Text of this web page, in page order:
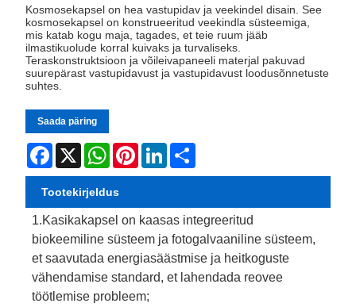
Kosmosekapsel on hea vastupidav ja veekindel disain. See
kosmosekapsel on konstrueeritud veekindla süsteemiga,
mis katab kogu maja, tagades, et teie ruum jääb
ilmastikuolude korral kuivaks ja turvaliseks.
Teraskonstruktsioon ja võileivapaneeli materjal pakuvad
suurepärast vastupidavust ja vastupidavust loodusõnnetuste
suhtes.
Saada päring
Facebook
X WhatsAppPinterestLinkedIn
Tootekirjeldus
1.Kasikakapsel on kaasas integreeritud
biokeemiline süsteem ja fotogalvaaniline süsteem,
et saavutada energiasäästmise ja heitkoguste
vähendamise standard, et lahendada reovee
töötlemise probleem;